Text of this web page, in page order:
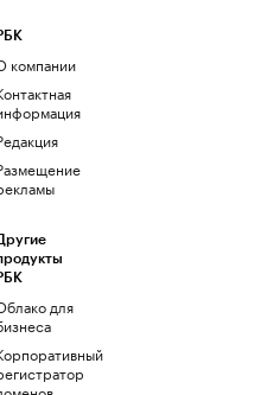
компании
для